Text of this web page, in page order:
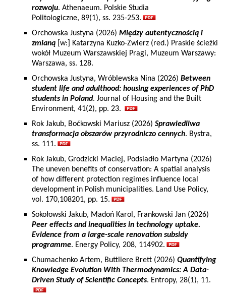
rozwoju. Athenaeum. Polskie Studia
Politologiczne, 89(1), ss. 235-253.
Orchowska Justyna (2026) Między autentycznością i
zmianą [w:] Katarzyna Kuzko-Zwierz (red.) Praskie ścieżki
wokół Muzeum Warszawskiej Pragi, Muzeum Warszawy:
Warszawa, ss. 128.
Orchowska Justyna, Wróblewska Nina (2026) Between
student life and adulthood: housing experiences of PhD
students in Poland. Journal of Housing and the Built
Environment, 41(2), pp. 23.
Rok Jakub, Boćkowski Mariusz (2026) Sprawiedliwa
transformacja obszarów przyrodniczo cennych. Bystra,
ss. 111.
Rok Jakub, Grodzicki Maciej, Podsiadło Martyna (2026)
The uneven benefits of conservation: A spatial analysis
of how different protection regimes influence local
development in Polish municipalities. Land Use Policy,
vol. 170,108201, pp. 15.
Sokołowski Jakub, Madoń Karol, Frankowski Jan (2026)
Peer effects and inequalities in technology uptake.
Evidence from a large-scale renovation subsidy
programme. Energy Policy, 208, 114902.
Chumachenko Artem, Buttliere Brett (2026) Quantifying
Knowledge Evolution With Thermodynamics: A Data-
Driven Study of Scientific Concepts. Entropy, 28(1), 11.